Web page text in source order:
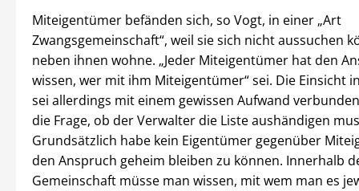
Miteigentümer befänden sich, so Vogt, in einer „Art
Zwangsgemeinschaft“, weil sie sich nicht aussuchen
neben ihnen wohne. „Jeder Miteigentümer hat den
wissen, wer mit ihm Miteigentümer“ sei. Die Einsicht
sei allerdings mit einem gewissen Aufwand
die Frage, ob der Verwalter die Liste aushändigen
Grundsätzlich habe kein Eigentümer gegenüber
den Anspruch geheim bleiben zu können. Innerhalb
Gemeinschaft müsse man wissen, mit wem man es